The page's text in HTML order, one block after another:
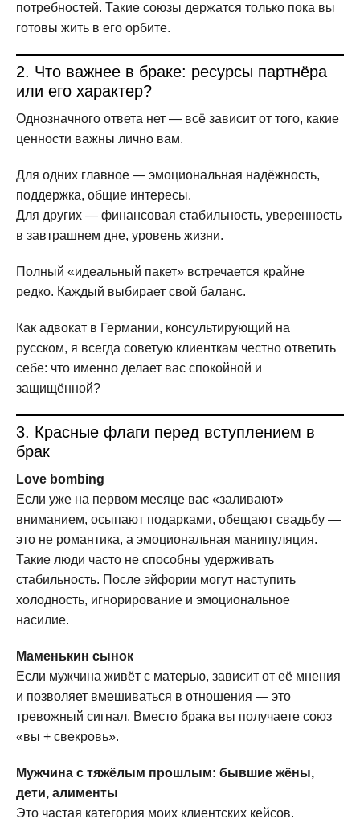
потребностей. Такие союзы держатся только пока вы
готовы жить в его орбите.
2. Что важнее в браке: ресурсы партнёра
или его характер?
Однозначного ответа нет — всё зависит от того, какие
ценности важны лично вам.
Для одних главное — эмоциональная надёжность,
поддержка, общие интересы.
Для других — финансовая стабильность, уверенность
в завтрашнем дне, уровень жизни.
Полный «идеальный пакет» встречается крайне
редко. Каждый выбирает свой баланс.
Как адвокат в Германии, консультирующий на
русском, я всегда советую клиенткам честно ответить
себе: что именно делает вас спокойной и
защищённой?
3. Красные флаги перед вступлением в
брак
Love bombing
Если уже на первом месяце вас «заливают»
вниманием, осыпают подарками, обещают свадьбу —
это не романтика, а эмоциональная манипуляция.
Такие люди часто не способны удерживать
стабильность. После эйфории могут наступить
холодность, игнорирование и эмоциональное
насилие.
Маменькин сынок
Если мужчина живёт с матерью, зависит от её мнения
и позволяет вмешиваться в отношения — это
тревожный сигнал. Вместо брака вы получаете союз
«вы + свекровь».
Мужчина с тяжёлым прошлым: бывшие жёны,
дети, алименты
Это частая категория моих клиентских кейсов.